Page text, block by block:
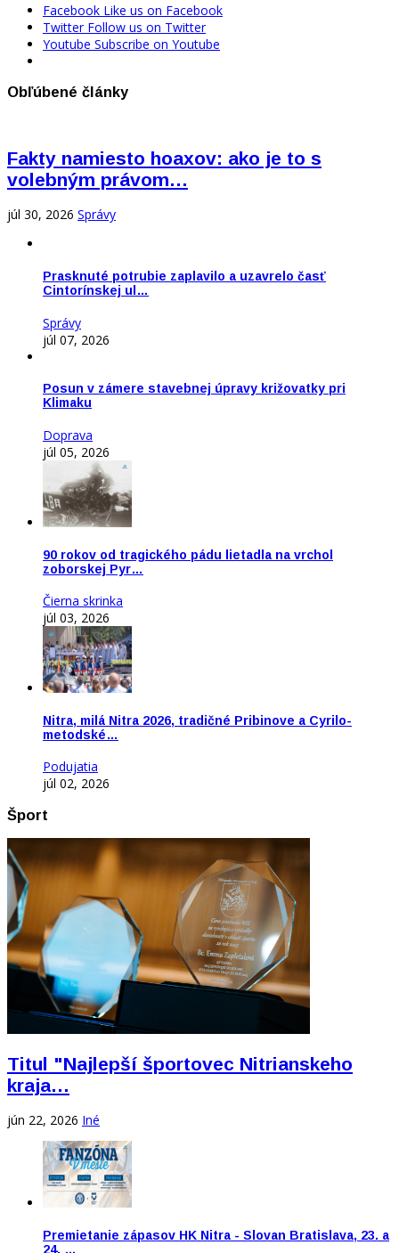
Facebook Like us on Facebook
Twitter Follow us on Twitter
Youtube Subscribe on Youtube
Obľúbené články
Fakty namiesto hoaxov: ako je to s
volebným právom…
júl 30, 2026 Správy
Prasknuté potrubie zaplavilo a uzavrelo časť
Cintorínskej ul…
Správy
júl 07, 2026
Posun v zámere stavebnej úpravy križovatky pri
Klimaku
Doprava
júl 05, 2026
90 rokov od tragického pádu lietadla na vrchol
zoborskej Pyr…
Čierna skrinka
júl 03, 2026
Nitra, milá Nitra 2026, tradičné Pribinove a Cyrilo-
metodské…
Podujatia
júl 02, 2026
Šport
Titul "Najlepší športovec Nitrianskeho
kraja…
jún 22, 2026 Iné
Premietanie zápasov HK Nitra - Slovan Bratislava, 23. a
24. …